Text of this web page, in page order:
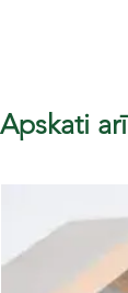
Apskati arī